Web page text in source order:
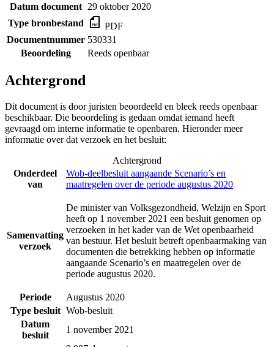
Datum document 29 oktober 2020
Type bronbestand
PDF
Documentnummer 530331
Beoordeling
Reeds openbaar
Achtergrond
Dit document is door juristen beoordeeld en bleek reeds openbaar
beschikbaar. Die beoordeling is gedaan omdat iemand heeft
gevraagd om interne informatie te openbaren. Hieronder meer
informatie over dat verzoek en het besluit:
Achtergrond
Onderdeel
van
Wob-deelbesluit aangaande Scenario’s en
maatregelen over de periode augustus 2020
Samenvatting
verzoek
De minister van Volksgezondheid, Welzijn en Sport
heeft op 1 november 2021 een besluit genomen op
verzoeken in het kader van de Wet openbaarheid
van bestuur. Het besluit betreft openbaarmaking van
documenten die betrekking hebben op informatie
aangaande Scenario’s en maatregelen over de
periode augustus 2020.
Periode
Augustus 2020
Type besluit Wob-besluit
Datum
besluit
1 november 2021